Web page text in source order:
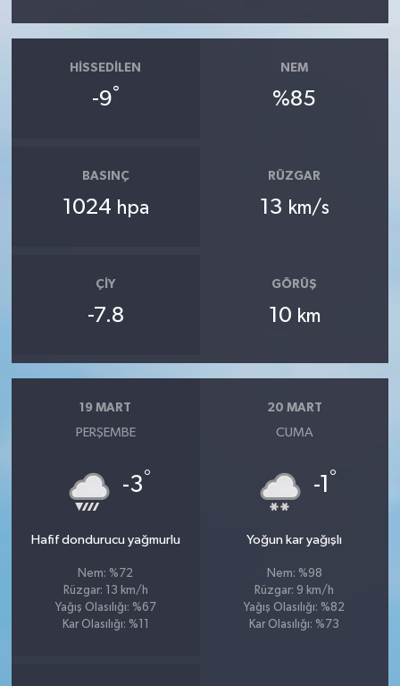
HISSEDILEN
-9°
NEM
%85
BASINÇ
1024 hpa
RÜZGAR
13 km/s
ÇIY
-7.8
GÖRÜŞ
10 km
19 MART
PERŞEMBE
-3°
Hafif dondurucu yağmurlu
Nem: %72
Rüzgar: 13 km/h
Yağış Olasılığı: %67
Kar Olasılığı: %11
20 MART
CUMA
-1 °
Yoğun kar yağışlı
Nem: %98
Rüzgar: 9 km/h
Yağış Olasılığı: %82
Kar Olasılığı: %73